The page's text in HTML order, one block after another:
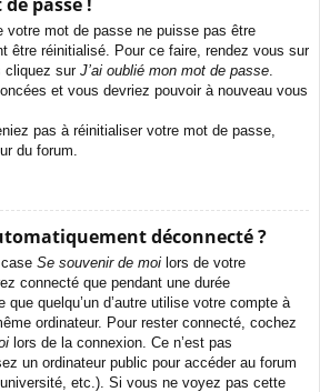
votre mot de passe ne puisse pas être
être réinitialisé. Pour ce faire, rendez vous sur
cliquez sur J’ai oublié mon mot de passe.
et vous devriez pouvoir à nouveau vous
pas à réinitialiser votre mot de passe,
du forum.
déconnecté ?
Se souvenir de moi lors de votre
connecté que pendant une durée
que quelqu’un d’autre utilise votre compte à
ordinateur. Pour rester connecté, cochez
lors de la connexion. Ce n’est pas
un ordinateur public pour accéder au forum
etc.). Si vous ne voyez pas cette